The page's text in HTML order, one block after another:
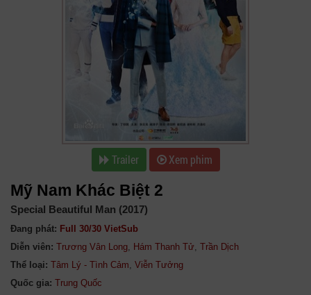
Trailer Xem phim
Mỹ Nam Khác Biệt 2
Special Beautiful Man (2017)
Đang phát: Full 30/30 VietSub
Diễn viên: Trương Vân Long, Hám Thanh Tử, Trần Dịch
Thể loại: Tâm Lý - Tình Cảm, Viễn Tưởng
Quốc gia: Trung Quốc